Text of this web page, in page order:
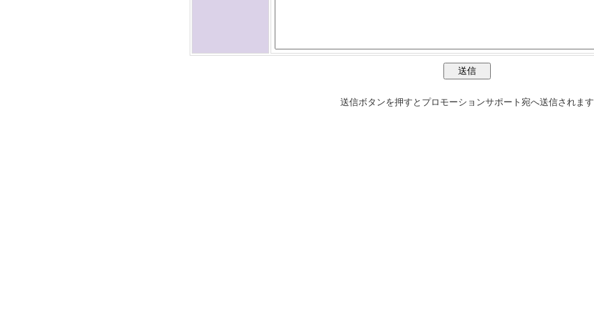
送信ボタンを押すとプロモーションサポート宛へ送信されます